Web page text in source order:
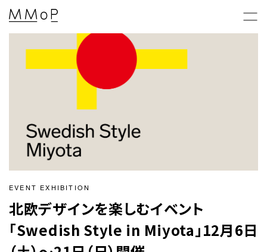
新着情報 & 特集コラム
News & Columns
MMoP CINEMA
Topics
EVENT EXHIBITION
北欧デザインを楽しむイベント
「Swedish Style in Miyota」12月6日